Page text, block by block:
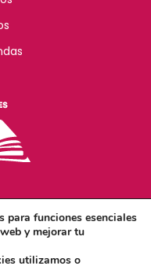
los derechos
para funciones esenciales
y mejorar tu
utilizamos o